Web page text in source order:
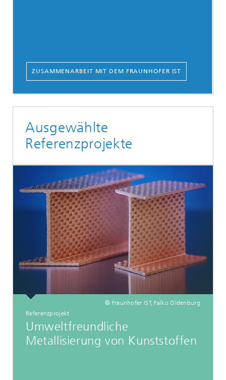
ZUSAMMENARBEIT MIT DEM FRAUNHOFER IST
Ausgewählte
Referenzprojekte
© Fraunhofer IST, Falko Oldenburg
Referenzprojekt
Umweltfreundliche
Metallisierung von Kunststoffen